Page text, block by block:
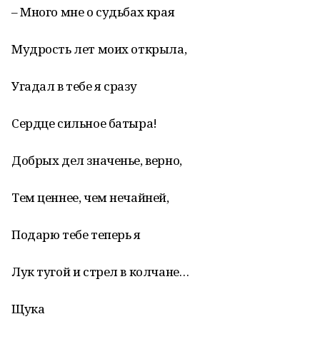
– Много мне о судьбах края
Мудрость лет моих открыла,
Угадал в тебе я сразу
Сердце сильное батыра!
Добрых дел значенье, верно,
Тем ценнее, чем нечайней,
Подарю тебе теперь я
Лук тугой и стрел в колчане…
Щука